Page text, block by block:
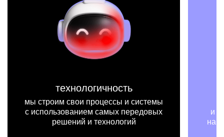
технологичность
свои процессы и системы
самых передовых
решений и технологий
и примерах
нашей работы